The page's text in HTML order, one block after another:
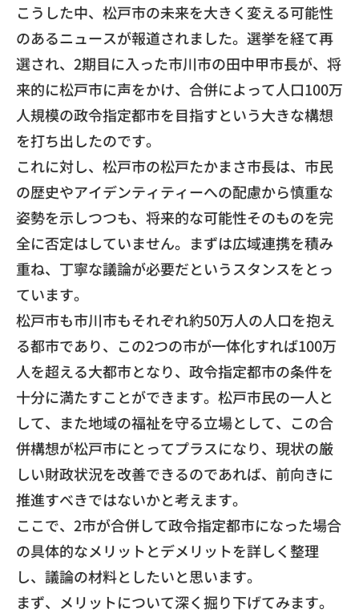
​こうした中、 松戸市の未来を大きく変える可能性
のあるニュースが報道されました。選挙を経て再
選され、2期目に入った市川市の田中甲市長が、 将
来的に松戸市に声をかけ、 合併によって人口100万
人規模の政令指定都市を目指すという大きな構想
を打ち出したのです。
​これに対し、松戸市の松戸たかまさ市長は、 市民
の歴史やアイデンティティーへの配慮から慎重な
姿勢を示しつつも、将来的な可能性そのものを完
全に否定はしていません。 まずは広域連携を積み
重ね、 丁寧な議論が必要だというスタンスをとっ
ています。
松戸市も市川市もそれぞれ約50万人の人口を抱え
る都市であり、 この2つの市が一体化すれば100万
人を超える大都市となり、 政令指定都市の条件を
十分に満たすことができます。 松戸市民の一人と
して、また地域の福祉を守る立場として、 この合
併構想が松戸市にとってプラスになり、 現状の厳
しい財政状況を改善できるのであれば、 前向きに
推進すべきではないかと考えます。
​ここで、 2市が合併して政令指定都市になった場合
の具体的なメリットとデメリットを詳しく整理
し、議論の材料としたいと思います。
​まず、メリットについて深く掘り下げてみます。